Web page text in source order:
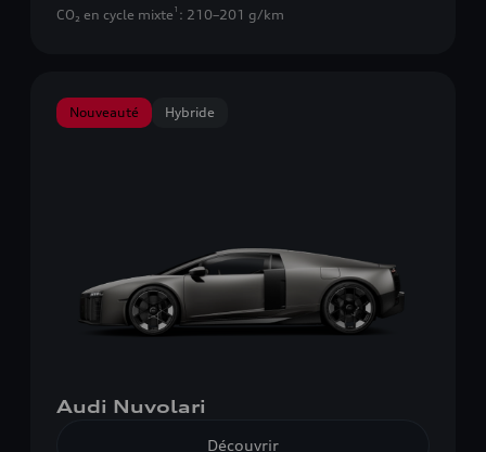
CO₂ en cycle mixte 1 : 210–201 g/km
Nouveauté Hybride
Audi Nuvolari
Découvrir